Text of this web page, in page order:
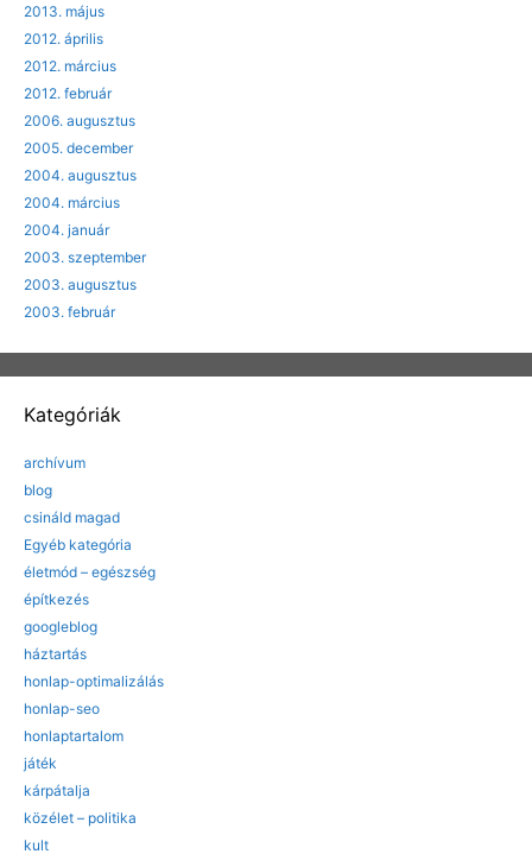
2013. május
2012. április
2012. március
2012. február
2006. augusztus
2005. december
2004. augusztus
2004. március
2004. január
2003. szeptember
2003. augusztus
2003. február
Kategóriák
archívum
blog
csináld magad
Egyéb kategória
életmód – egészség
építkezés
googleblog
háztartás
honlap-optimalizálás
honlap-seo
honlaptartalom
játék
kárpátalja
közélet – politika
kult